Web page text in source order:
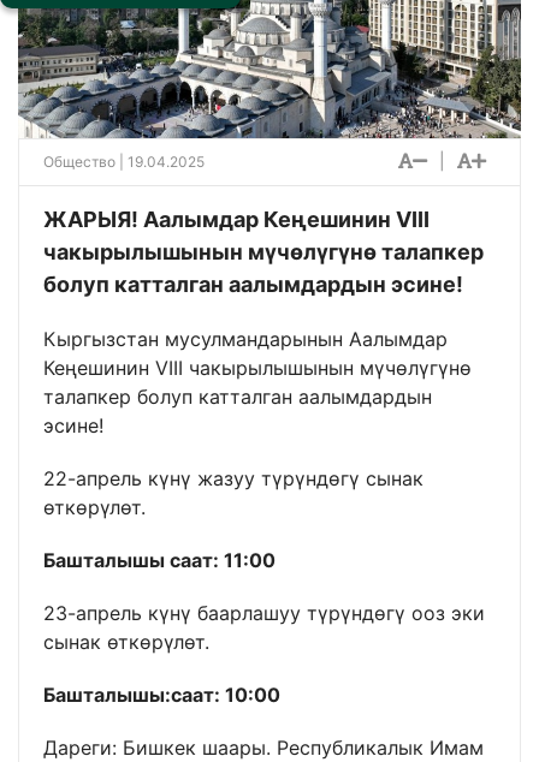
Общество | 19.04.2025
ЖАРЫЯ! Аалымдар Кеңешинин VIII
чакырылышынын мүчөлүгүнө талапкер
болуп катталган аалымдардын эсине!
Кыргызстан мусулмандарынын Аалымдар
Кеңешинин VIII чакырылышынын мүчөлүгүнө
талапкер болуп катталган аалымдардын
эсине!
22-апрель күнү жазуу түрүндөгү сынак
өткөрүлөт.
Башталышы саат: 11:00
23-апрель күнү баарлашуу түрүндөгү ооз эки
сынак өткөрүлөт.
Башталышы:саат: 10:00
Дареги: Бишкек шаары. Республикалык Имам